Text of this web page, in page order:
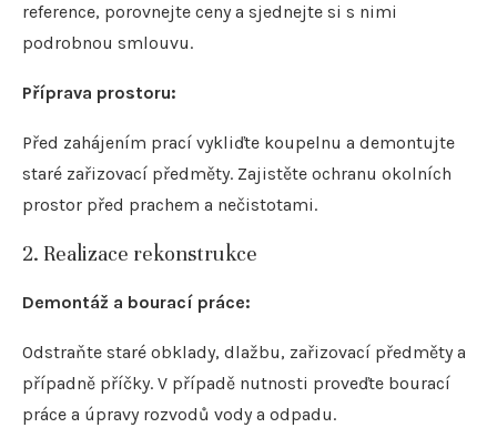
reference, porovnejte ceny a sjednejte si s nimi
podrobnou smlouvu.
Příprava prostoru:
Před zahájením prací vykliďte koupelnu a demontujte
staré zařizovací předměty. Zajistěte ochranu okolních
prostor před prachem a nečistotami.
2. Realizace rekonstrukce
Demontáž a bourací práce:
Odstraňte staré obklady, dlažbu, zařizovací předměty a
případně příčky. V případě nutnosti proveďte bourací
práce a úpravy rozvodů vody a odpadu.